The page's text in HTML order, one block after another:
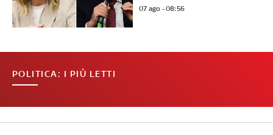
07 ago - 08:56
POLITICA: I PIÙ LETTI